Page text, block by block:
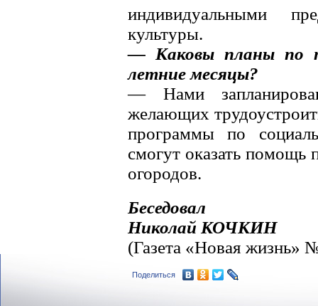
индивидуальными
культуры.
— Каковы планы по
летние месяцы?
— Нами
желающих
программы по
смогут оказать помощь
огородов.
Беседовал
Николай КОЧКИН
(Газета «Новая жизнь»
Поделиться